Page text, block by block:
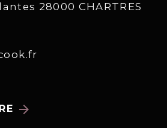
28000 CHARTRES
arrow_forward